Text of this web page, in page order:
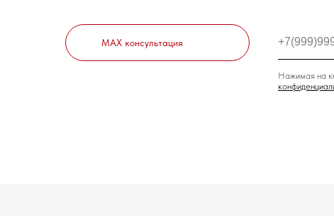
Нажимая на
MAX консультация